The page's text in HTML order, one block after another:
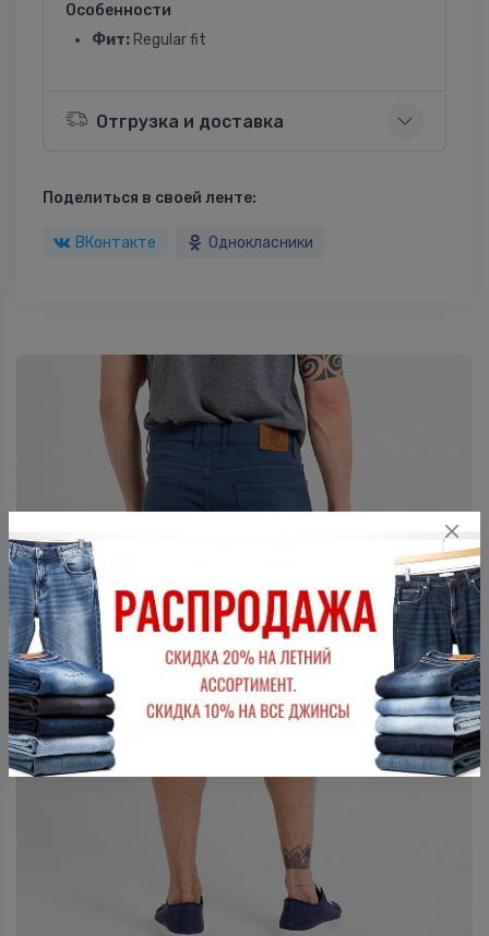
Особенности
Фит: Regular fit
Отгрузка и доставка
Поделиться в своей ленте:
ВКонтакте Однокласники